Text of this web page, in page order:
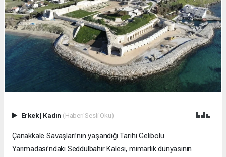
Erkek| Kadın (Haberi Sesli Oku)
Çanakkale Savaşları’nın yaşandığı Tarihi Gelibolu
Yarımadası’ndaki Seddülbahir Kalesi, mimarlık dünyasının